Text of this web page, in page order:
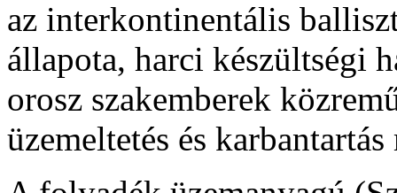
az interkontinentális
állapota, harci készültségi
orosz szakemberek
üzemeltetés és